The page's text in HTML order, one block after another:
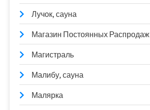
Лучок, сауна
Магазин Постоянных Распродаж
Магистраль
Малибу, сауна
Малярка